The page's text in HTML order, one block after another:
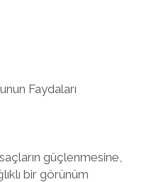
Faydaları
güçlenmesine,
bir görünüm